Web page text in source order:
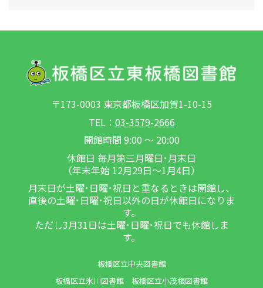
〒173-0003 東京都板橋区加賀1-10-15
TEL： 03-3579-2666
開館時間 9:00 ～ 20:00
休館日 毎月第三月曜日･月末日
（年末年始 12月29日～1月4日）
月末日が土曜･日曜･祝日と重なるときは開館し、
直後の土曜･日曜･祝日以外の日が休館日になりま
す。
ただし3月31日は土曜･日曜･祝日でも休館しま
す。
板橋区立中央図書館
板橋区立氷川図書館
板橋区立小茂根図書館